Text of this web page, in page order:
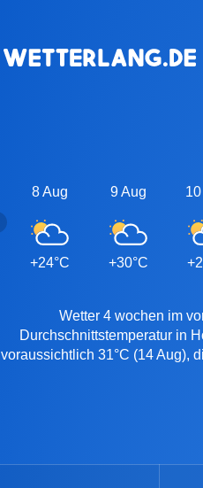
8 Aug
+24°C
9 Aug
+30°C
Wetter 4 wochen im
Durchschnittstemperatur in
voraussichtlich 31°C (14 Aug),